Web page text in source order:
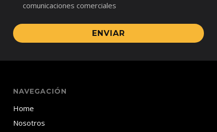
comunicaciones comerciales
ENVIAR
NAVEGACIÓN
Home
Nosotros